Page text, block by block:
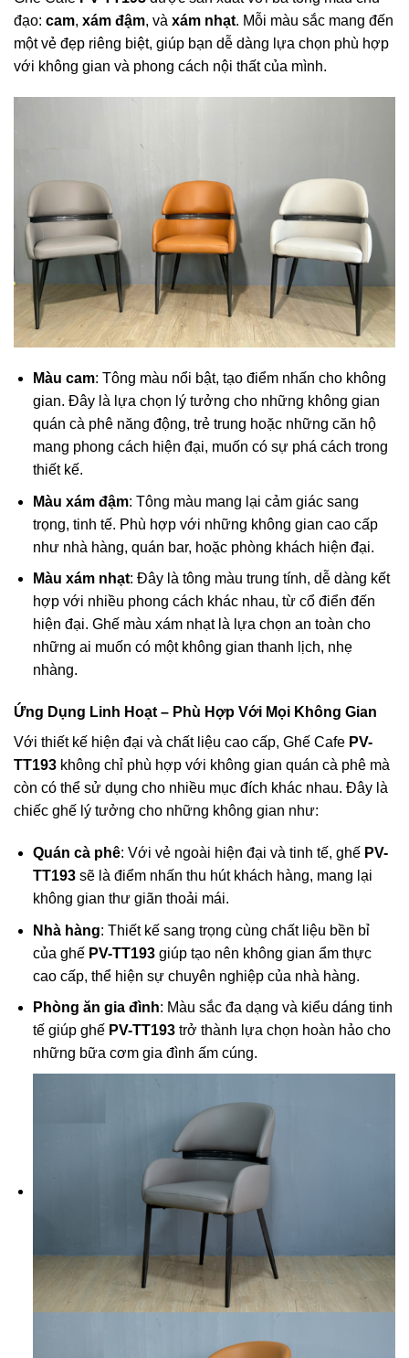
đạo: cam, xám đậm, và xám nhạt. Mỗi màu sắc mang đến
một vẻ đẹp riêng biệt, giúp bạn dễ dàng lựa chọn phù hợp
với không gian và phong cách nội thất của mình.
Màu cam: Tông màu nổi bật, tạo điểm nhấn cho không
gian. Đây là lựa chọn lý tưởng cho những không gian
quán cà phê năng động, trẻ trung hoặc những căn hộ
mang phong cách hiện đại, muốn có sự phá cách trong
thiết kế.
Màu xám đậm: Tông màu mang lại cảm giác sang
trọng, tinh tế. Phù hợp với những không gian cao cấp
như nhà hàng, quán bar, hoặc phòng khách hiện đại.
Màu xám nhạt: Đây là tông màu trung tính, dễ dàng kết
hợp với nhiều phong cách khác nhau, từ cổ điển đến
hiện đại. Ghế màu xám nhạt là lựa chọn an toàn cho
những ai muốn có một không gian thanh lịch, nhẹ
nhàng.
Ứng Dụng Linh Hoạt – Phù Hợp Với Mọi Không Gian
Với thiết kế hiện đại và chất liệu cao cấp, Ghế Cafe PV-
TT193 không chỉ phù hợp với không gian quán cà phê mà
còn có thể sử dụng cho nhiều mục đích khác nhau. Đây là
chiếc ghế lý tưởng cho những không gian như:
Quán cà phê: Với vẻ ngoài hiện đại và tinh tế, ghế PV-
TT193sẽ là điểm nhấn thu hút khách hàng, mang lại
không gian thư giãn thoải mái.
Nhà hàng: Thiết kế sang trọng cùng chất liệu bền bỉ
của ghế PV-TT193giúp tạo nên không gian ẩm thực
cao cấp, thể hiện sự chuyên nghiệp của nhà hàng.
Phòng ăn gia đình: Màu sắc đa dạng và kiểu dáng tinh
tế giúp ghế PV-TT193trở thành lựa chọn hoàn hảo cho
những bữa cơm gia đình ấm cúng.